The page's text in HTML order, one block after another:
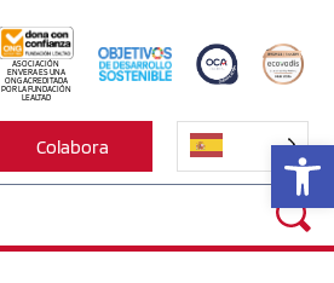
ASOCIACIÓN
ENVERA ES UNA
ONG ACREDITADA
POR LA FUNDACIÓN
LEALTAD
Colabora